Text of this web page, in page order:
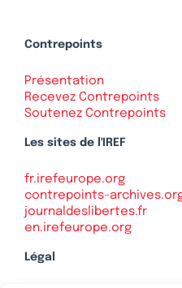
Contrepoints
Présentation
Recevez Contrepoints
Soutenez Contrepoints
Les sites de l'IREF
fr.irefeurope.org
contrepoints-
journaldeslibertes.fr
en.irefeurope.org
Légal